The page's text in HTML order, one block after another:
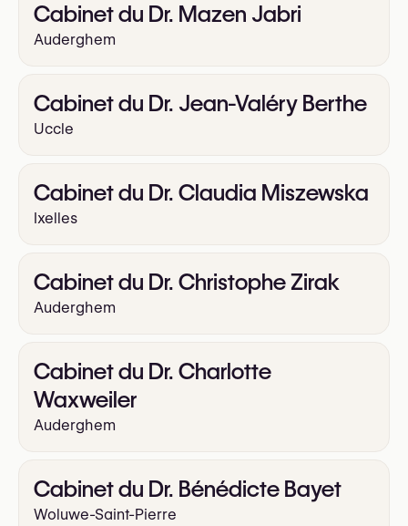
Cabinet du Dr. Mazen Jabri
Auderghem
Cabinet du Dr. Jean-Valéry Berthe
Uccle
Cabinet du Dr. Claudia Miszewska
Ixelles
Cabinet du Dr. Christophe Zirak
Auderghem
Cabinet du Dr. Charlotte
Waxweiler
Auderghem
Cabinet du Dr. Bénédicte Bayet
Woluwe-Saint-Pierre